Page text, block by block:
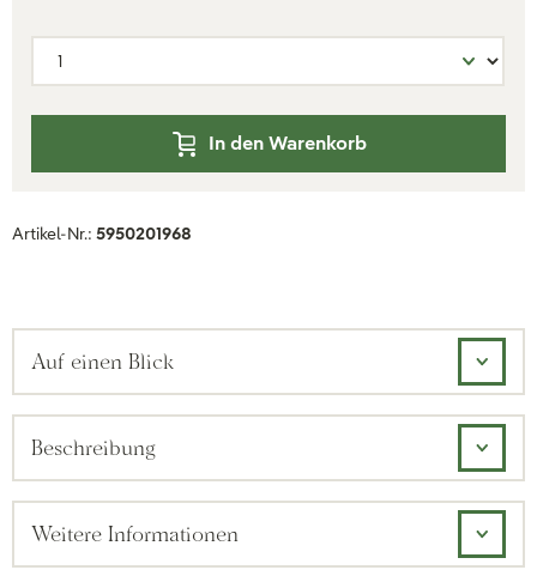
In den Warenkorb
Artikel-Nr.: 5950201968
Auf einen Blick
Beschreibung
Weitere Informationen